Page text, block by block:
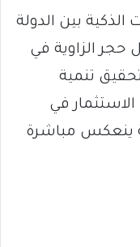
بين الدولة
حجر الزاوية في
تنمية
في
ينعكس مباشرة